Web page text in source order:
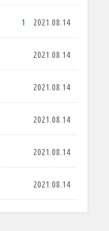
2021.08.14
1
2021.08.14
2021.08.14
2021.08.14
2021.08.14
2021.08.14